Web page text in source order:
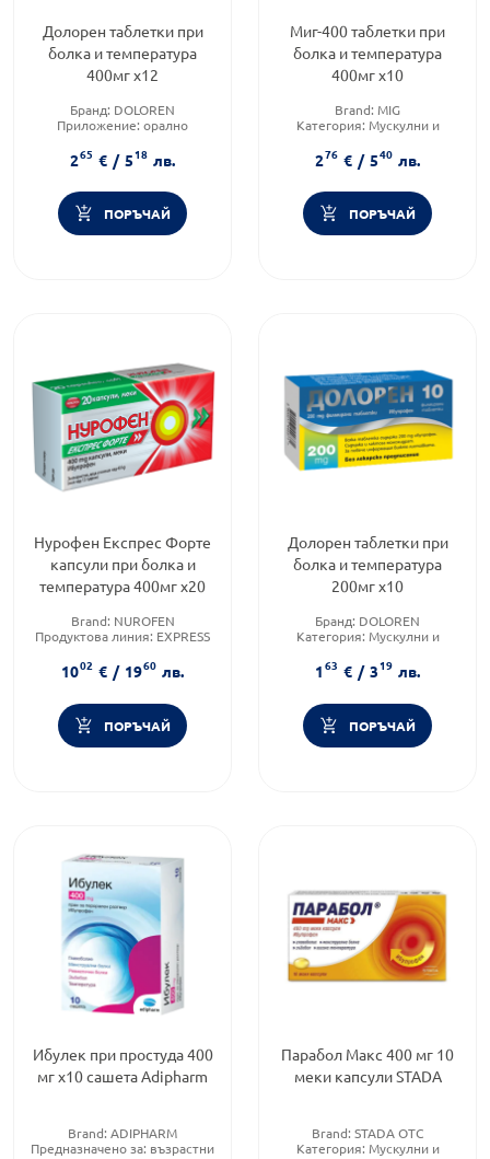
Долорен таблетки при
болка и температура
400мг х12
Бранд: DOLOREN
Приложение: орално
265 € / 518 лв.
ПОРЪЧАЙ
Миг-400 таблетки при
болка и температура
400мг х10
Brand: MIG
Категория: Мускулни и
Форма на продукта:таблетки
276 € / 540 лв.
ПОРЪЧАЙ
Нурофен Експрес Форте
капсули при болка и
температура 400мг х20
Brand: NUROFEN
Продуктова линия: EXPRESS
Форма на продукта: капсули
1002 € / 1960 лв.
ПОРЪЧАЙ
Долорен таблетки при
болка и температура
200мг х10
Бранд: DOLOREN
Категория: Мускулни и
Форма на продукта:таблетки
163 € / 319 лв.
ПОРЪЧАЙ
Ибулек при простуда 400
мг x10 сашета Adipharm
Brand: ADIPHARM
Предназначено за: възрастни
Парабол Макс 400 мг 10
меки капсули STADA
Brand: STADA OTC
Категория: Мускулни и